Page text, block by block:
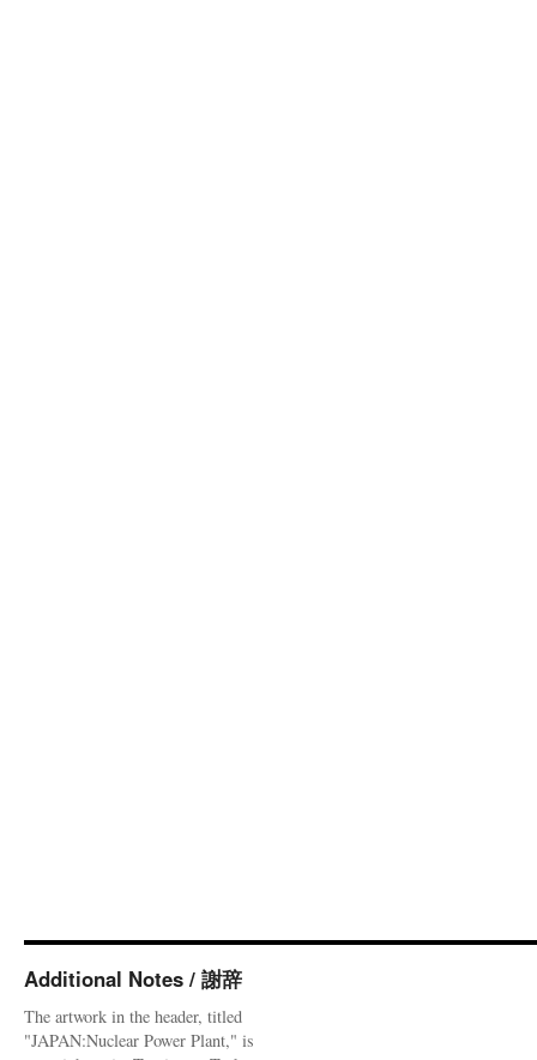
Additional Notes / 謝辞
The artwork in the header, titled
"JAPAN:Nuclear Power Plant," is